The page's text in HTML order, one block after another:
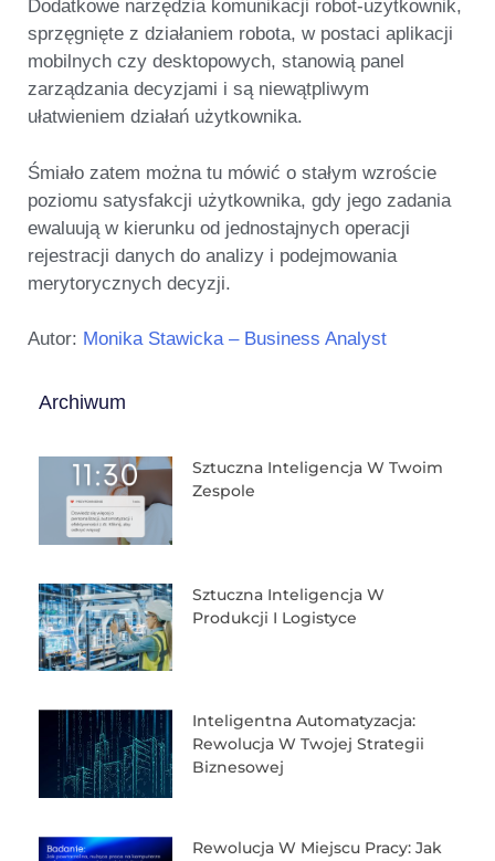
Dodatkowe narzędzia komunikacji robot-użytkownik,
sprzęgnięte z działaniem robota, w postaci aplikacji
mobilnych czy desktopowych, stanowią panel
zarządzania decyzjami i są niewątpliwym
ułatwieniem działań użytkownika.
Śmiało zatem można tu mówić o stałym wzroście
poziomu satysfakcji użytkownika, gdy jego zadania
ewaluują w kierunku od jednostajnych operacji
rejestracji danych do analizy i podejmowania
merytorycznych decyzji.
Autor: Monika Stawicka – Business Analyst
Archiwum
Sztuczna Inteligencja W Twoim
Zespole
Sztuczna Inteligencja W
Produkcji I Logistyce
Inteligentna Automatyzacja:
Rewolucja W Twojej Strategii
Biznesowej
Rewolucja W Miejscu Pracy: Jak